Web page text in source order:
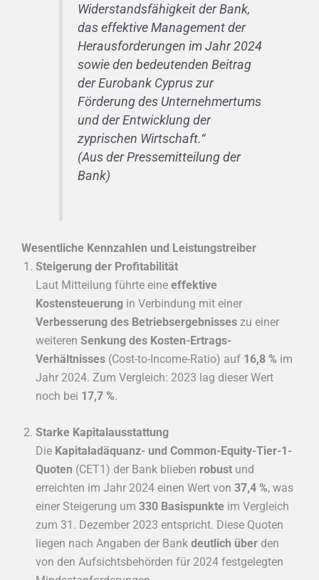
Widerstandsfähigkeit der Bank,
das effektive Management der
Herausforderungen im Jahr 2024
sowie den bedeutenden Beitrag
der Eurobank Cyprus zur
Förderung des Unternehmertums
und der Entwicklung der
zyprischen Wirtschaft.“
(Aus der Pressemitteilung der
Bank)
Wesentliche Kennzahlen und Leistungstreiber
Steigerung der Profitabilität
Laut Mitteilung führte eine effektive
Kostensteuerung in Verbindung mit einer
Verbesserung des Betriebsergebnisses zu einer
weiteren Senkung des Kosten-Ertrags-
Verhältnisses (Cost-to-Income-Ratio) auf 16,8 % im
Jahr 2024. Zum Vergleich: 2023 lag dieser Wert
noch bei 17,7 %.
Starke Kapitalausstattung
Die Kapitaladäquanz- und Common-Equity-Tier-1-
Quoten (CET1) der Bank blieben robust und
erreichten im Jahr 2024 einen Wert von 37,4 %, was
einer Steigerung um 330 Basispunkte im Vergleich
zum 31. Dezember 2023 entspricht. Diese Quoten
liegen nach Angaben der Bank deutlich über den
von den Aufsichtsbehörden für 2024 festgelegten